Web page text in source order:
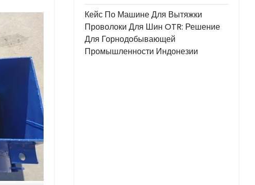
Кейс По Машине Для Вытяжки
Проволоки Для Шин OTR: Решение
Для Горнодобывающей
Промышленности Индонезии